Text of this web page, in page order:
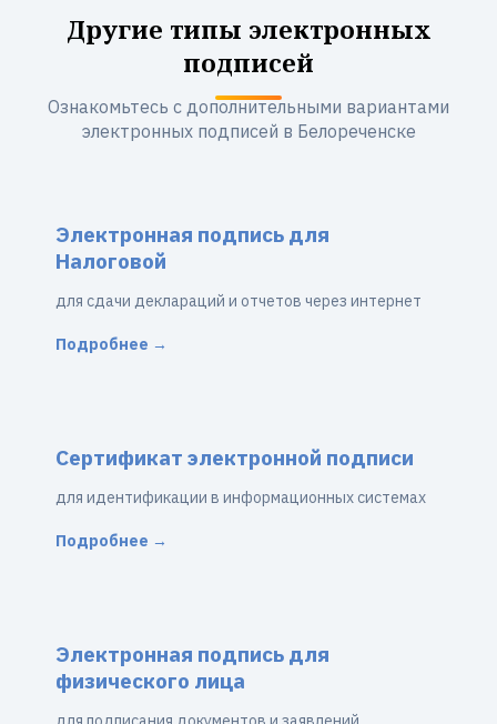
Другие типы электронных
подписей
Ознакомьтесь с дополнительными вариантами
электронных подписей в Белореченске
Электронная подпись для
Налоговой
для сдачи деклараций и отчетов через интернет
Подробнее →
Сертификат электронной подписи
для идентификации в информационных системах
Подробнее →
Электронная подпись для
физического лица